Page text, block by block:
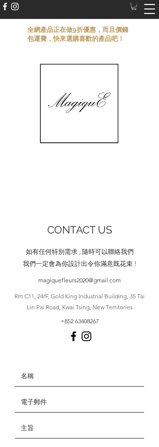
​全網產品正在做9折優惠，而且價錢
包運費，快來選購喜歡的產品吧！
CONTACT US
如有任何特別需求 , 隨時可以聯絡我們
我們一定會為你設計出令你滿意既花束 !
magiquefleurs2020@gmail.com
​Rm C11, 24/F, Gold King Industrial Building, 35 Tai
Lin Pai Road, Kwai Tsing, New Territories
+852 63408267